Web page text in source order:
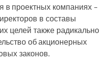
в проектных компаниях –
в составы
целей также радикально
об акционерных
законов.